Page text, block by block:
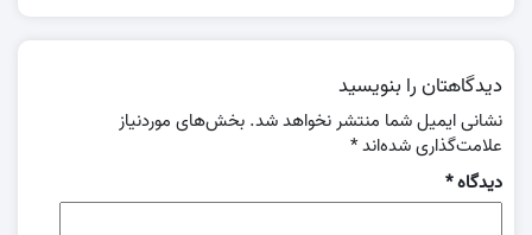
دیدگاهتان را بنویسید
نشانی ایمیل شما منتشر نخواهد شد. بخش‌های موردنیاز
علامت‌گذاری شده‌اند*
دیدگاه*